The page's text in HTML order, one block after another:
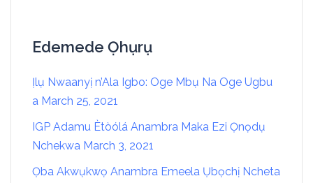
Edemede Ọhụrụ
Ịlụ Nwaanyị n’Ala Igbo: Oge Mbụ Na Oge Ugbu
a March 25, 2021
IGP Adamu Ètòólá Anambra Maka Ezi Ọnọdụ
Nchekwa March 3, 2021
Ọba Akwụkwọ Anambra Emeela Ụbọchị Ncheta